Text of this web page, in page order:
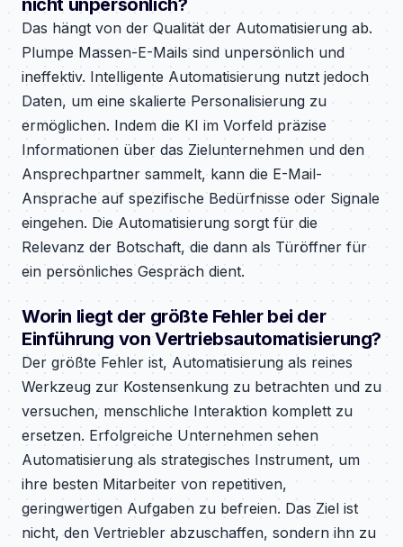
nicht unpersönlich?
Das hängt von der Qualität der Automatisierung ab.
Plumpe Massen-E-Mails sind unpersönlich und
ineffektiv. Intelligente Automatisierung nutzt jedoch
Daten, um eine skalierte Personalisierung zu
ermöglichen. Indem die KI im Vorfeld präzise
Informationen über das Zielunternehmen und den
Ansprechpartner sammelt, kann die E-Mail-
Ansprache auf spezifische Bedürfnisse oder Signale
eingehen. Die Automatisierung sorgt für die
Relevanz der Botschaft, die dann als Türöffner für
ein persönliches Gespräch dient.
Worin liegt der größte Fehler bei der
Einführung von Vertriebsautomatisierung?
Der größte Fehler ist, Automatisierung als reines
Werkzeug zur Kostensenkung zu betrachten und zu
versuchen, menschliche Interaktion komplett zu
ersetzen. Erfolgreiche Unternehmen sehen
Automatisierung als strategisches Instrument, um
ihre besten Mitarbeiter von repetitiven,
geringwertigen Aufgaben zu befreien. Das Ziel ist
nicht, den Vertriebler abzuschaffen, sondern ihn zu